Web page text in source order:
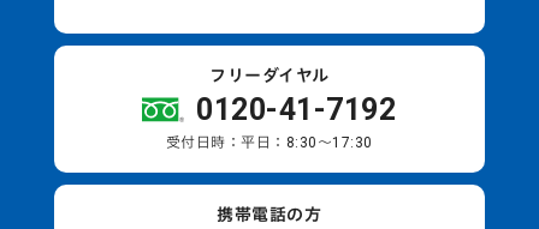
フリーダイヤル
0120-41-7192
受付日時：平日：8:30～17:30
携帯電話の方